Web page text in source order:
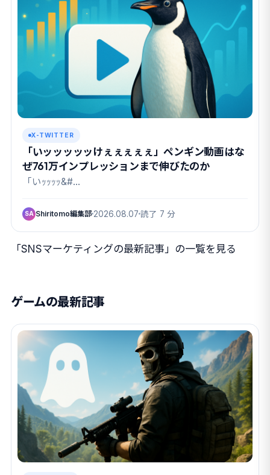
X-TWITTER
「いッッッッッけぇぇぇぇぇ」ペンギン動画はな
ぜ761万インプレッションまで伸びたのか
「いｯｯｯｯ&#…
SA Shiritomo編集部 2026.08.07 読了 7 分
「SNSマーケティングの最新記事」の一覧を見る
ゲームの最新記事